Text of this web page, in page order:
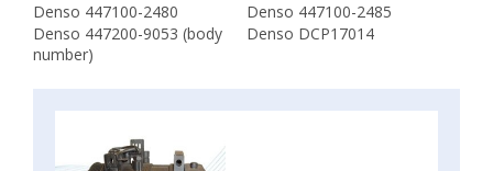
Denso 447100-2480
Denso 447100-2485
Denso 447200-9053 (body
number)
Denso DCP17014